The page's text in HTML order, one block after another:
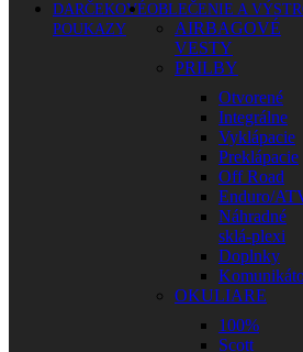
DARČEKOVÉ
POUKAZY
OBLEČENIE A
AIRBAGOVÉ
VESTY
PRILBY
Otvorené
Integrálne
Vyklápacie
Preklápacie
Off Road
Enduro/
Náhradné
sklá-plexi
Doplnky
OKULIARE
100%
Scott